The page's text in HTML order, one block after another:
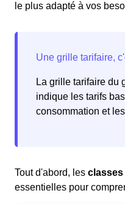
le plus adapté à vos
La grille tarifaire du
indique les tarifs
consommation et
Tout d'abord, les
essentielles pour